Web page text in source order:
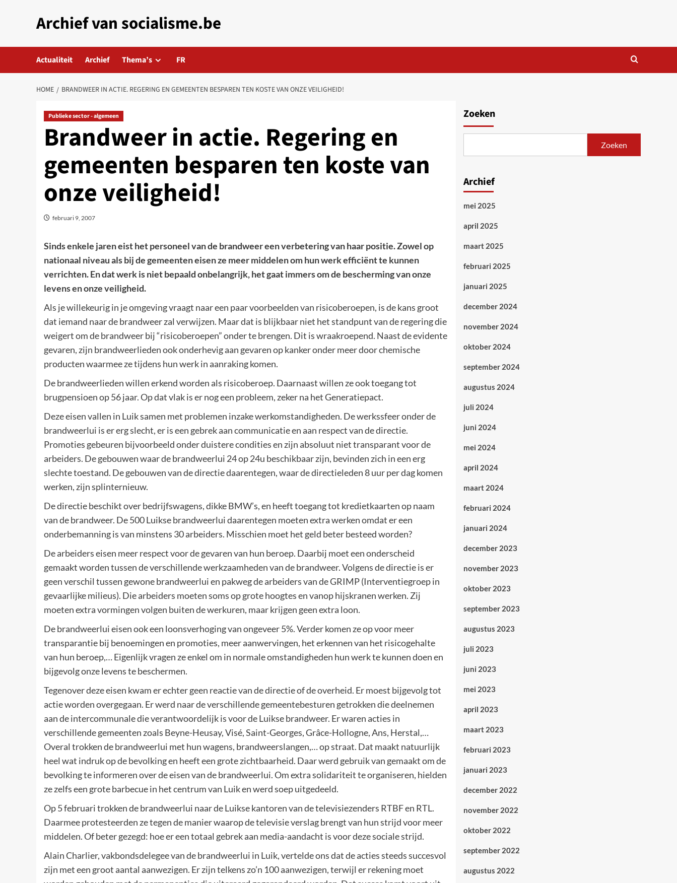
Archief van socialisme.be
Actualiteit Archief Thema’s FR
HOME BRANDWEER IN ACTIE. REGERING EN GEMEENTEN BESPAREN TEN KOSTE VAN ONZE VEILIGHEID!
Publieke sector - algemeen
Brandweer in actie. Regering en
gemeenten besparen ten koste van
onze veiligheid!
februari 9, 2007
Sinds enkele jaren eist het personeel van de brandweer een verbetering van haar positie. Zowel op
nationaal niveau als bij de gemeenten eisen ze meer middelen om hun werk efficiënt te kunnen
verrichten. En dat werk is niet bepaald onbelangrijk, het gaat immers om de bescherming van onze
levens en onze veiligheid.
Als je willekeurig in je omgeving vraagt naar een paar voorbeelden van risicoberoepen, is de kans groot
dat iemand naar de brandweer zal verwijzen. Maar dat is blijkbaar niet het standpunt van de regering die
weigert om de brandweer bij “risicoberoepen” onder te brengen. Dit is wraakroepend. Naast de evidente
gevaren, zijn brandweerlieden ook onderhevig aan gevaren op kanker onder meer door chemische
producten waarmee ze tijdens hun werk in aanraking komen.
De brandweerlieden willen erkend worden als risicoberoep. Daarnaast willen ze ook toegang tot
brugpensioen op 56 jaar. Op dat vlak is er nog een probleem, zeker na het Generatiepact.
Deze eisen vallen in Luik samen met problemen inzake werkomstandigheden. De werkssfeer onder de
brandweerlui is er erg slecht, er is een gebrek aan communicatie en aan respect van de directie.
Promoties gebeuren bijvoorbeeld onder duistere condities en zijn absoluut niet transparant voor de
arbeiders. De gebouwen waar de brandweerlui 24 op 24u beschikbaar zijn, bevinden zich in een erg
slechte toestand. De gebouwen van de directie daarentegen, waar de directieleden 8 uur per dag komen
werken, zijn splinternieuw.
De directie beschikt over bedrijfswagens, dikke BMW’s, en heeft toegang tot kredietkaarten op naam
van de brandweer. De 500 Luikse brandweerlui daarentegen moeten extra werken omdat er een
onderbemanning is van minstens 30 arbeiders. Misschien moet het geld beter besteed worden?
De arbeiders eisen meer respect voor de gevaren van hun beroep. Daarbij moet een onderscheid
gemaakt worden tussen de verschillende werkzaamheden van de brandweer. Volgens de directie is er
geen verschil tussen gewone brandweerlui en pakweg de arbeiders van de GRIMP (Interventiegroep in
gevaarlijke milieus). Die arbeiders moeten soms op grote hoogtes en vanop hijskranen werken. Zij
moeten extra vormingen volgen buiten de werkuren, maar krijgen geen extra loon.
De brandweerlui eisen ook een loonsverhoging van ongeveer 5%. Verder komen ze op voor meer
transparantie bij benoemingen en promoties, meer aanwervingen, het erkennen van het risicogehalte
van hun beroep,… Eigenlijk vragen ze enkel om in normale omstandigheden hun werk te kunnen doen en
bijgevolg onze levens te beschermen.
Tegenover deze eisen kwam er echter geen reactie van de directie of de overheid. Er moest bijgevolg tot
actie worden overgegaan. Er werd naar de verschillende gemeentebesturen getrokken die deelnemen
aan de intercommunale die verantwoordelijk is voor de Luikse brandweer. Er waren acties in
verschillende gemeenten zoals Beyne-Heusay, Visé, Saint-Georges, Grâce-Hollogne, Ans, Herstal,…
Overal trokken de brandweerlui met hun wagens, brandweerslangen,… op straat. Dat maakt natuurlijk
heel wat indruk op de bevolking en heeft een grote zichtbaarheid. Daar werd gebruik van gemaakt om de
bevolking te informeren over de eisen van de brandweerlui. Om extra solidariteit te organiseren, hielden
ze zelfs een grote barbecue in het centrum van Luik en werd soep uitgedeeld.
Op 5 februari trokken de brandweerlui naar de Luikse kantoren van de televisiezenders RTBF en RTL.
Daarmee protesteerden ze tegen de manier waarop de televisie verslag brengt van hun strijd voor meer
middelen. Of beter gezegd: hoe er een totaal gebrek aan media-aandacht is voor deze sociale strijd.
Alain Charlier, vakbondsdelegee van de brandweerlui in Luik, vertelde ons dat de acties steeds succesvol
zijn met een groot aantal aanwezigen. Er zijn telkens zo’n 100 aanwezigen, terwijl er rekening moet
Zoeken
Zoeken
Archief
mei 2025
april 2025
maart 2025
februari 2025
januari 2025
december 2024
november 2024
oktober 2024
september 2024
augustus 2024
juli 2024
juni 2024
mei 2024
april 2024
maart 2024
februari 2024
januari 2024
december 2023
november 2023
oktober 2023
september 2023
augustus 2023
juli 2023
juni 2023
mei 2023
april 2023
maart 2023
februari 2023
januari 2023
december 2022
november 2022
oktober 2022
september 2022
augustus 2022